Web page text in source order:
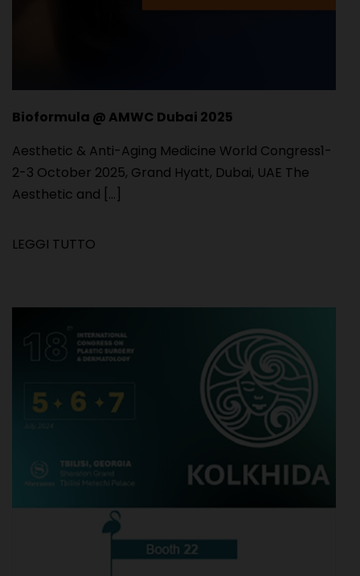
Bioformula @ AMWC Dubai 2025
Aesthetic & Anti-Aging Medicine World Congress1-
2-3 October 2025, Grand Hyatt, Dubai, UAE The
Aesthetic and [...]
LEGGI TUTTO